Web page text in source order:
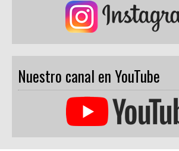
Nuestro canal en YouTube